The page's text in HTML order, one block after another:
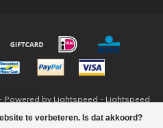
te verbeteren. Is dat akkoord?
Powered by Lightspeed - Lightspeed
Dyvelopment